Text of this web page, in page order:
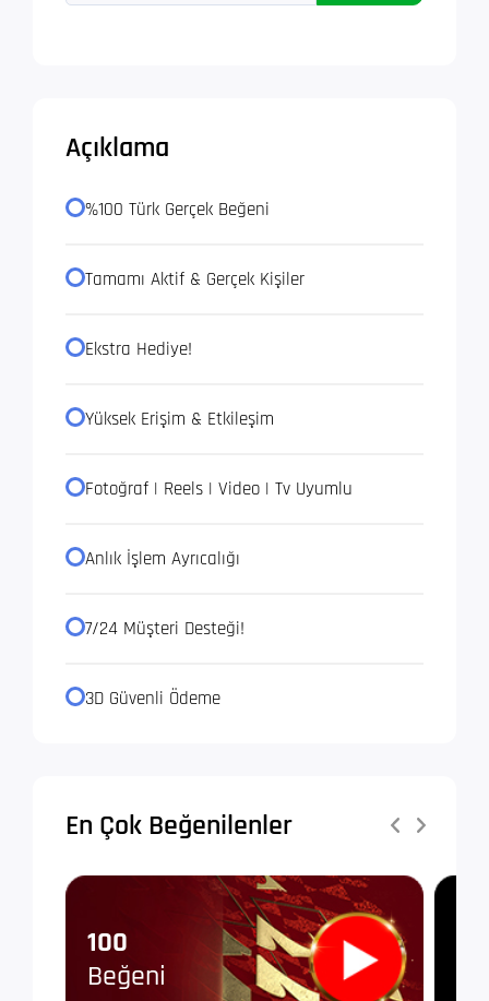
Açıklama
%100 Türk Gerçek Beğeni
Tamamı Aktif & Gerçek Kişiler
Ekstra Hediye!
Yüksek Erişim & Etkileşim
Fotoğraf | Reels | Video | Tv Uyumlu
Anlık İşlem Ayrıcalığı
7/24 Müşteri Desteği!
3D Güvenli Ödeme
En Çok Beğenilenler
100
Beğeni